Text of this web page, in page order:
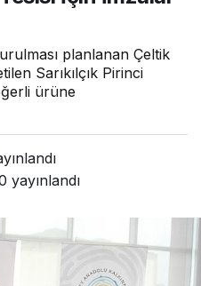
planlanan Çeltik
Sarıkılçık Pirinci
ürüne
yayınlandı